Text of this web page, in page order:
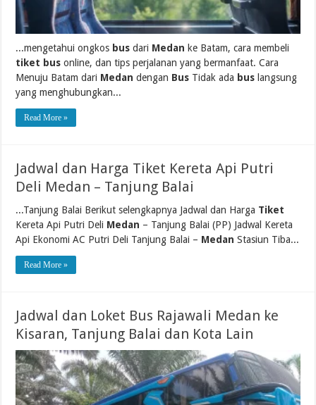
...mengetahui ongkos bus dari Medan ke Batam, cara membeli
tiket bus online, dan tips perjalanan yang bermanfaat. Cara
Menuju Batam dari Medan dengan Bus Tidak ada bus langsung
yang menghubungkan...
Read More »
Jadwal dan Harga Tiket Kereta Api Putri
Deli Medan – Tanjung Balai
...Tanjung Balai Berikut selengkapnya Jadwal dan Harga Tiket
Kereta Api Putri Deli Medan – Tanjung Balai (PP) Jadwal Kereta
Api Ekonomi AC Putri Deli Tanjung Balai – Medan Stasiun Tiba...
Read More »
Jadwal dan Loket Bus Rajawali Medan ke
Kisaran, Tanjung Balai dan Kota Lain